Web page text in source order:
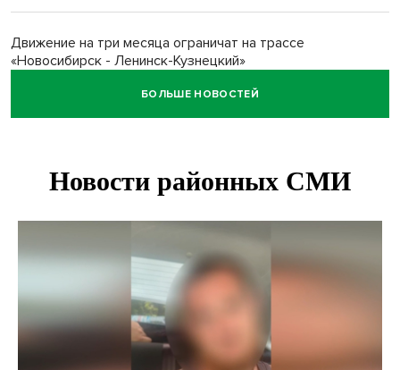
Движение на три месяца ограничат на трассе
«Новосибирск - Ленинск-Кузнецкий»
Новосибирских школьников обязали кормить
Июль-2026 вошел в топ-6 самых жарких за все время
Секрет при выборе макарон раскрыла новосибирцам
эксперт Ольга Широкова
Перец-змея вырос в огороде жительницы
Каргата
БОЛЬШЕ НОВОСТЕЙ